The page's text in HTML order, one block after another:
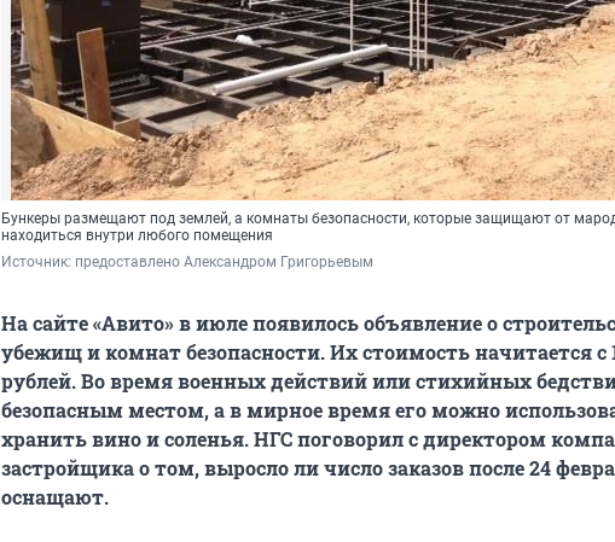
Бункеры размещают под землей, а комнаты безопасности, которые защищают от
находиться внутри любого помещения
Источник: предоставлено Александром Григорьевым
На сайте «Авито» в июле появилось объявление о
убежищ и комнат безопасности. Их стоимость начитается с
рублей. Во время военных действий или стихийных
безопасным местом, а в мирное время его можно
хранить вино и соленья. НГС поговорил с директором
застройщика о том, выросло ли число заказов после 24
оснащают.